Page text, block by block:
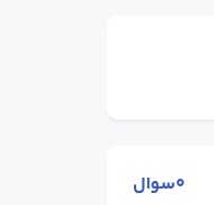
0سوال